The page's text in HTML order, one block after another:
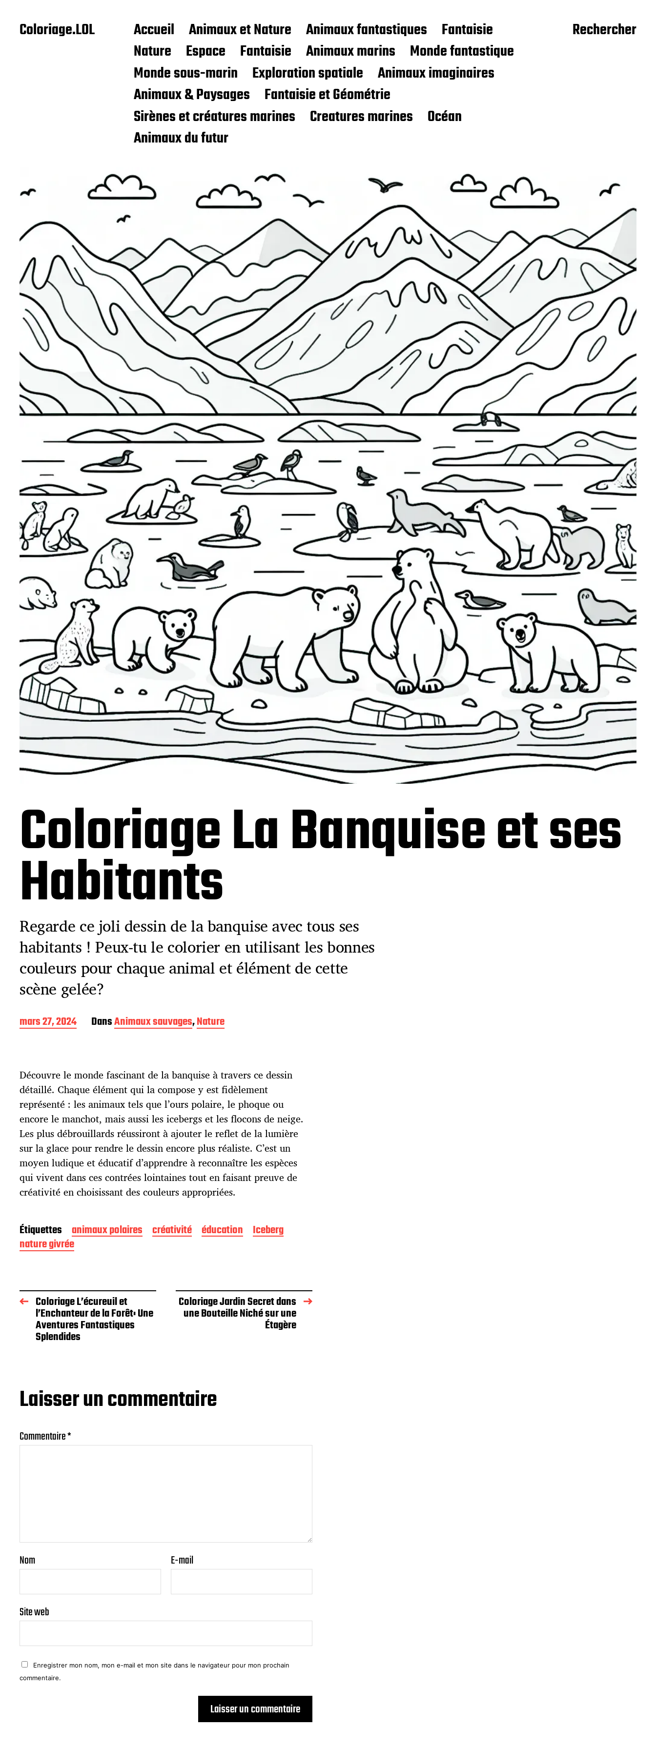
Coloriage.LOL Accueil Animaux et Nature Animaux fantastiques
Fantaisie
Nature
Espace Fantaisie Animaux marins
Monde fantastique
Monde sous-marin
Exploration spatiale
Animaux imaginaires
Animaux & Paysages
Fantaisie et Géométrie
Sirènes et créatures marines
Creatures marines
Océan
Animaux du futur
Rechercher
Coloriage La Banquise et ses
Habitants
Regarde ce joli dessin de la banquise avec tous ses
habitants ! Peux-tu le colorier en utilisant les bonnes
couleurs pour chaque animal et élément de cette
scène gelée?
D
a
e
p
u
b
l
i
c
a
t
i
o
n
mars 27, 2024 DansAnimaux sauvages,Nature
Découvre le monde fascinant de la banquise à travers ce dessin
détaillé. Chaque élément qui la compose y est fidèlement
représenté : les animaux tels que l’ours polaire, le phoque ou
encore le manchot, mais aussi les icebergs et les flocons de neige.
Les plus débrouillards réussiront à ajouter le reflet de la lumière
sur la glace pour rendre le dessin encore plus réaliste. C’est un
moyen ludique et éducatif d’apprendre à reconnaître les espèces
qui vivent dans ces contrées lointaines tout en faisant preuve de
créativité en choisissant des couleurs appropriées.
Étiquettes animaux polaires créativité éducation
Iceberg
nature givrée
Coloriage L’écureuil et
l’Enchanteur de la Forêt: Une
Aventures Fantastiques
Splendides
Coloriage Jardin Secret dans
une Bouteille Niché sur une
Étagère
Laisser un commentaire
Commentaire*
Nom E-mail
Site web
Enregistrer mon nom, mon e-mail et mon site dans le navigateur pour mon prochain
commentaire.